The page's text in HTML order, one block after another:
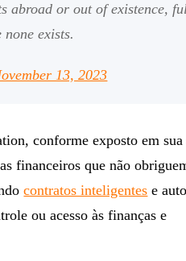
abroad or out of existence,
exists.
13, 2023
conforme exposto em sua
financeiros que não
contratos inteligentes e
ou acesso às finanças e